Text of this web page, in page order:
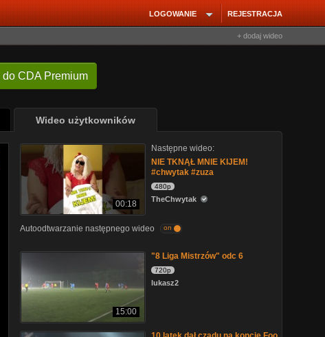
REJESTRACJA
LOGOWANIE
+ dodaj wideo
do CDA Premium
Wideo użytkowników
00:18
Następne wideo:
NIE TKNĄŁ MNIE KIJEM!
#chwytak #zuza
480p
TheChwytak
Autoodtwarzanie następnego wideo on
15:00
"8 Liga Mistrzów" odc 6
720p
lukasz2